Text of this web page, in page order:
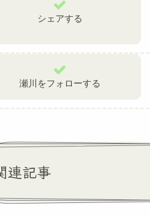
シェアする
瀬川をフォローする
連記事